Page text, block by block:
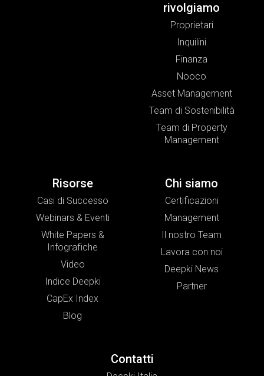
rivolgiamo
Proprietari
Inquilini
Finanza
Nooco
Asset Management
Team di Sostenibilità
Team di Property
Management
Risorse
Casi di Successo
Webinars & Eventi
White Papers &
Infografiche
Video
Indice Deepki
CapEx Index
Blog
Chi siamo
Certificazioni
Management
Il nostro Team
Lavora con noi
Deepki News
Partner
Contatti